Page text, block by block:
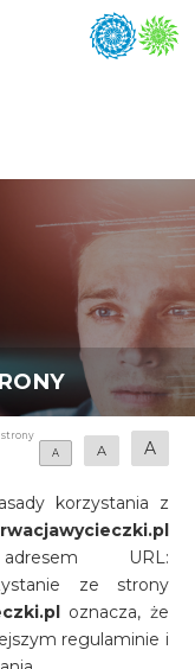
A
A A
korzystania z
URL:
ze strony
oznacza, że
regulaminie i